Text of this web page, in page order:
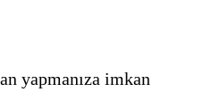
yapmanıza imkan